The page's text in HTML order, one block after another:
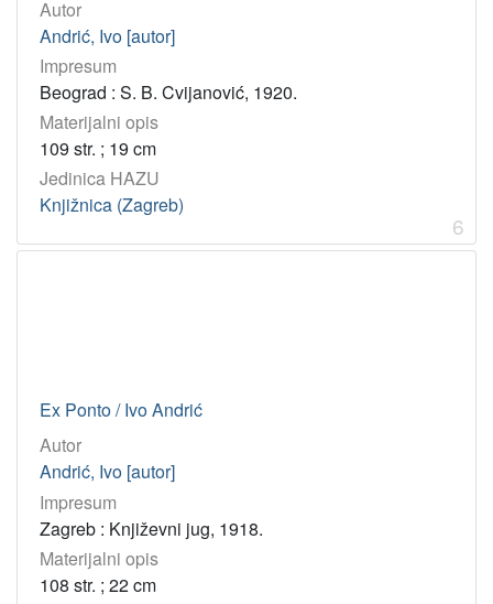
Autor
Andrić, Ivo [autor]
Impresum
Beograd : S. B. Cvijanović, 1920.
Materijalni opis
109 str. ; 19 cm
Jedinica HAZU
Knjižnica (Zagreb)
6
Ex Ponto / Ivo Andrić
Autor
Andrić, Ivo [autor]
Impresum
Zagreb : Književni jug, 1918.
Materijalni opis
108 str. ; 22 cm